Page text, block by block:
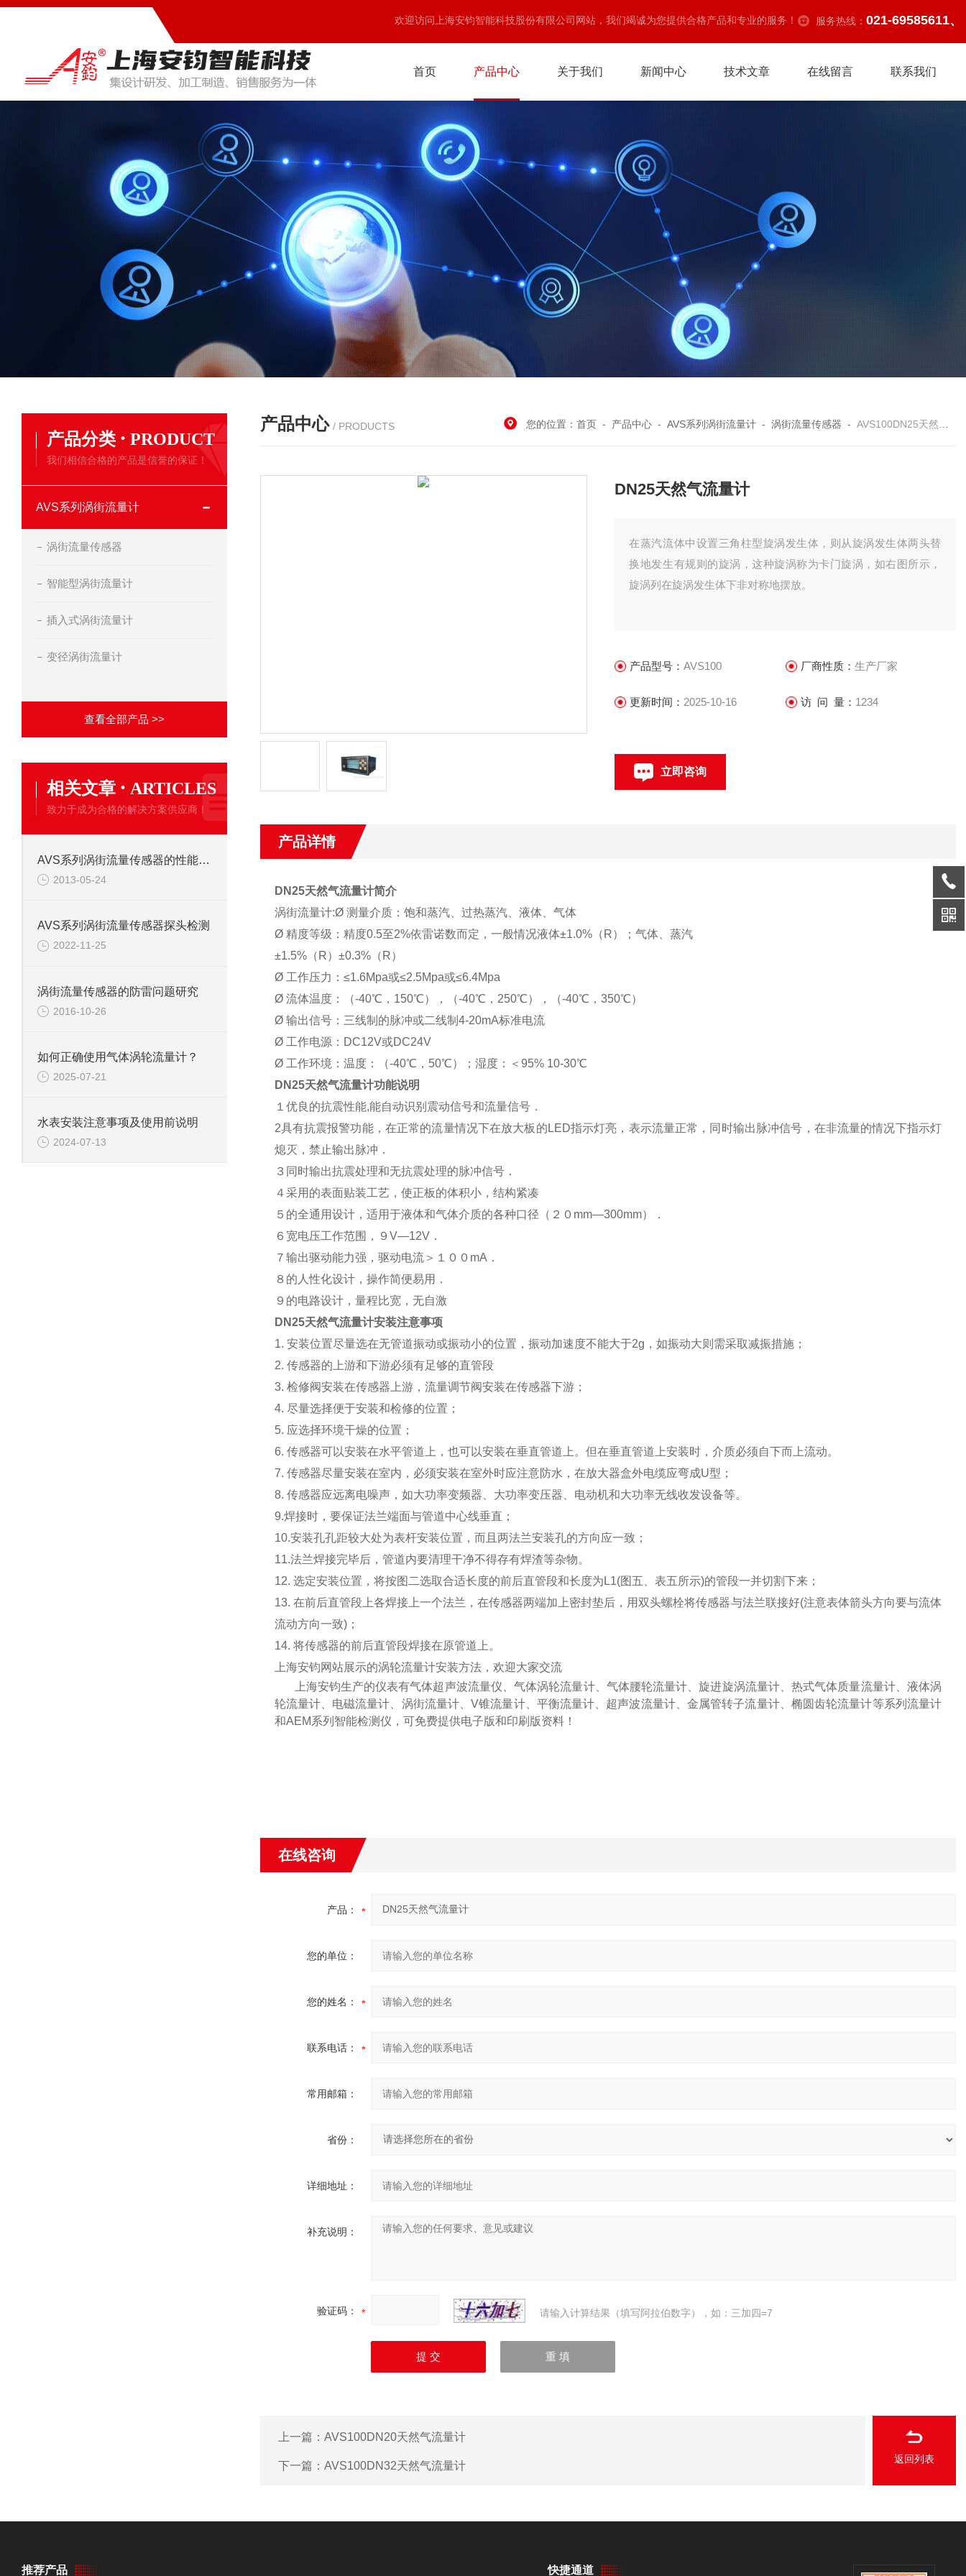
欢迎访问上海安钧智能科技股份有限公司网站，我们竭诚为您提供合格产品和专业的服务！ 服务热线： 021-69585611、
首页 产品中心 关于我们 新闻中心 技术文章 在线留言 联系我们
产品分类 · PRODUCT
我们相信合格的产品是信誉的保证！
AVS系列涡街流量计
涡街流量传感器
智能型涡街流量计
插入式涡街流量计
变径涡街流量计
查看全部产品 >>
相关文章 · ARTICLES
致力于成为合格的解决方案供应商！
AVS系列涡街流量传感器的性能特点
2013-05-24
AVS系列涡街流量传感器探头检测
2022-11-25
涡街流量传感器的防雷问题研究
2016-10-26
如何正确使用气体涡轮流量计？
2025-07-21
水表安装注意事项及使用前说明
2024-07-13
产品中心 / PRODUCTS 您的位置：首页 - 产品中心 -AVS系列涡街流量计 -涡街流量传感器 -AVS100DN25天然气流量计
DN25天然气流量计
在蒸汽流体中设置三角柱型旋涡发生体，则从旋涡发生体两头替
换地发生有规则的旋涡，这种旋涡称为卡门旋涡，如右图所示，
旋涡列在旋涡发生体下非对称地摆放。
产品型号：AVS100 厂商性质： 生产厂家
更新时间： 2025-10-16 访 问 量： 1234
立即咨询
产品详情
DN25天然气流量计简介
涡街流量计:Ø 测量介质：饱和蒸汽、过热蒸汽、液体、气体
Ø 精度等级：精度0.5至2%依雷诺数而定，一般情况液体±1.0%（R）；气体、蒸汽
±1.5%（R）±0.3%（R）
Ø 工作压力：≤1.6Mpa或≤2.5Mpa或≤6.4Mpa
Ø 流体温度：（-40℃，150℃），（-40℃，250℃），（-40℃，350℃）
Ø 输出信号：三线制的脉冲或二线制4-20mA标准电流
Ø 工作电源：DC12V或DC24V
Ø 工作环境：温度：（-40℃，50℃）；湿度：＜95% 10-30℃
DN25天然气流量计功能说明
１优良的抗震性能,能自动识别震动信号和流量信号．
2具有抗震报警功能，在正常的流量情况下在放大板的LED指示灯亮，表示流量正常，同时输出脉冲信号，在非流量的情况下指示灯
熄灭，禁止输出脉冲．
３同时输出抗震处理和无抗震处理的脉冲信号．
４采用的表面贴装工艺，使正板的体积小，结构紧凑
５的全通用设计，适用于液体和气体介质的各种口径（２０ mm—300mm）．
６宽电压工作范围，９ V—12V．
７输出驱动能力强，驱动电流＞１００ mA．
８的人性化设计，操作简便易用．
９的电路设计，量程比宽，无自激
DN25天然气流量计安装注意事项
1. 安装位置尽量选在无管道振动或振动小的位置，振动加速度不能大于2g，如振动大则需采取减振措施；
2. 传感器的上游和下游必须有足够的直管段
3. 检修阀安装在传感器上游，流量调节阀安装在传感器下游；
4. 尽量选择便于安装和检修的位置；
5. 应选择环境干燥的位置；
6. 传感器可以安装在水平管道上，也可以安装在垂直管道上。但在垂直管道上安装时，介质必须自下而上流动。
7. 传感器尽量安装在室内，必须安装在室外时应注意防水，在放大器盒外电缆应弯成U型；
8. 传感器应远离电噪声，如大功率变频器、大功率变压器、电动机和大功率无线收发设备等。
9.焊接时，要保证法兰端面与管道中心线垂直；
10.安装孔孔距较大处为表杆安装位置，而且两法兰安装孔的方向应一致；
11.法兰焊接完毕后，管道内要清理干净不得存有焊渣等杂物。
12. 选定安装位置，将按图二选取合适长度的前后直管段和长度为L1(图五、表五所示)的管段一并切割下来；
13. 在前后直管段上各焊接上一个法兰，在传感器两端加上密封垫后，用双头螺栓将传感器与法兰联接好(注意表体箭头方向要与流体
流动方向一致)；
14. 将传感器的前后直管段焊接在原管道上。
上海安钧网站展示的涡轮流量计安装方法，欢迎大家交流
上海安钧生产的仪表有气体超声波流量仪、气体涡轮流量计、气体腰轮流量计、旋进旋涡流量计、热式气体质量流量计、液体涡
轮流量计、电磁流量计、涡街流量计、V锥流量计、平衡流量计、超声波流量计、金属管转子流量计、椭圆齿轮流量计等系列流量计
和AEM系列智能检测仪 ，可免费提供电子版和印刷版资料！
在线咨询
产品：
您的单位：
您的姓名：
联系电话：
常用邮箱：
省份：
详细地址：
补充说明：
验证码： 请输入计算结果（填写阿拉伯数字），如：三加四=7
上一篇： AVS100DN20天然气流量计
下一篇： AVS100DN32天然气流量计
返回列表
推荐产品 快捷通道